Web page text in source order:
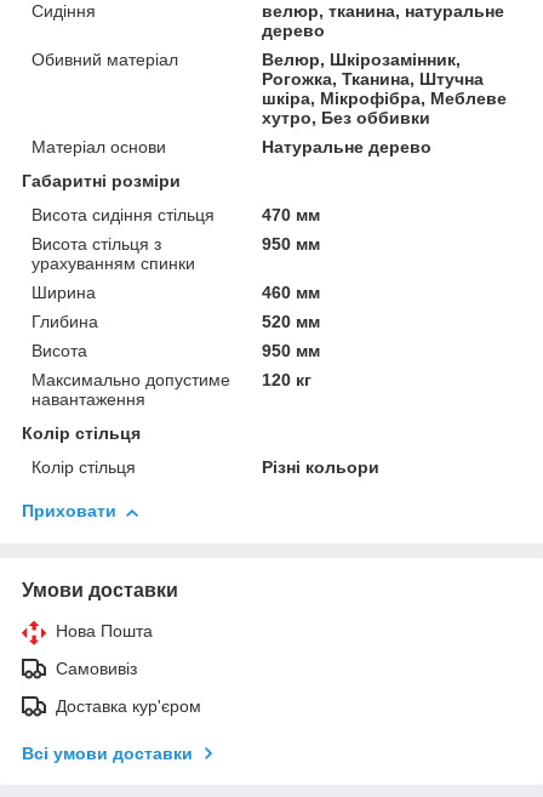
Сидіння
велюр, тканина, натуральне
дерево
Обивний матеріал
Велюр, Шкірозамінник,
Рогожка, Тканина, Штучна
шкіра, Мікрофібра, Меблеве
хутро, Без оббивки
Матеріал основи
Натуральне дерево
Габаритні розміри
Висота сидіння стільця
470 мм
Висота стільця з
урахуванням спинки
950 мм
Ширина
460 мм
Глибина
520 мм
Висота
950 мм
Максимально допустиме
навантаження
120 кг
Колір стільця
Колір стільця
Різні кольори
Приховати
Умови доставки
Нова Пошта
Самовивіз
Доставка кур'єром
Всі умови доставки